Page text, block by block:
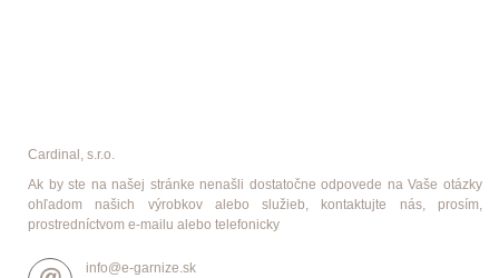
Cardinal, s.r.o.
Ak by ste na našej stránke nenašli dostatočne odpovede na Vaše otázky
ohľadom našich výrobkov alebo služieb, kontaktujte nás, prosím,
prostredníctvom e-mailu alebo telefonicky
info@e-garnize.sk